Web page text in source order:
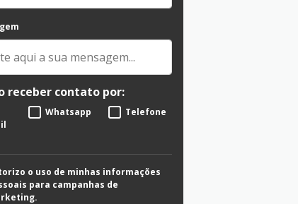
receber contato por:
Whatsapp Telefone
o uso de minhas informações
para campanhas de